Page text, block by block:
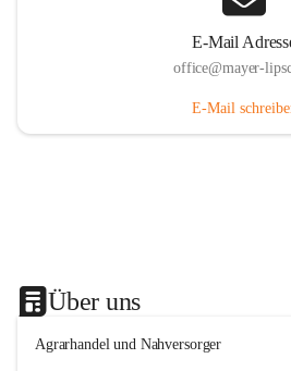
E-Mail
office@mayer-
E-Mail
Über uns
Agrarhandel und Nahversorger